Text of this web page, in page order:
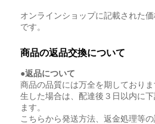
オンラインショップに記載された
です。
商品の返品交換について
●返品について
商品の品質には万全を期しており
生した場合は、配達後３日以内に
ます。
こちらから発送方法、返金処理等